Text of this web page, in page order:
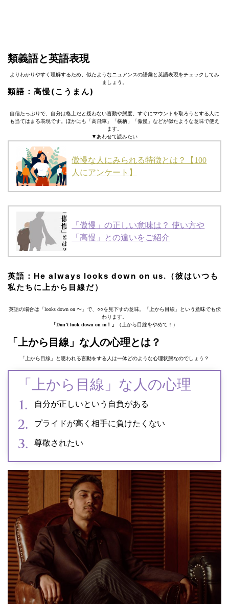
類義語と英語表現
よりわかりやすく理解するため、似たようなニュアンスの語彙と英語表現をチェックしてみ
ましょう。
類語：高慢(こうまん)
自信たっぷりで、自分は格上だと疑わない言動や態度。すぐにマウントを取ろうとする人に
も当てはまる表現です。ほかにも「高飛車」「横柄」「傲慢」などが似たような意味で使え
ます。
▼あわせて読みたい
傲慢な人にみられる特徴とは？【100
人にアンケート】
「傲慢」の正しい意味は？ 使い方や
「高慢」との違いをご紹介
英語：He always looks down on us.（彼はいつも
私たちに上から目線だ）
英語の場合は「looks down on 〜」で、○○を見下すの意味。「上から目線」という意味でも伝
わります。
「Don’t look down on m！」
（上から目線をやめて！）
「上から目線」な⼈の心理とは？
「上から目線」と思われる言動をする人は一体どのような心理状態なのでしょう？
「上から目線」な⼈の心理
自分が正しいという自負がある
プライドが高く相手に負けたくない
尊敬されたい